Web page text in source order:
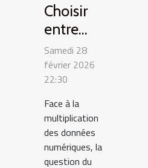
Choisir
entre
carte SD
et disque
dur pour
sécuriser
ses
données
?
Samedi 28
février 2026
22:30
Face à la
multiplication
des données
numériques, la
question du